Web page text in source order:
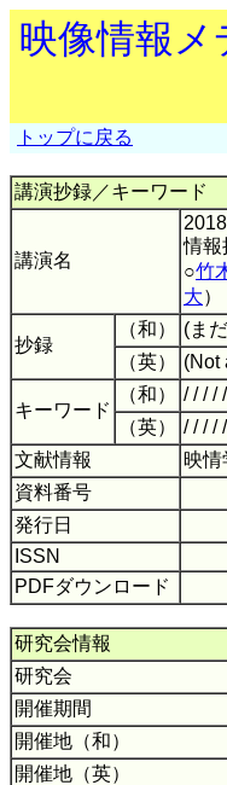
映像情報
トップに戻る
講演抄録／キーワード
講演名
情報
○竹
大）
抄録
（和）
(ま
（英）
(Not
キーワード
（和）
/ / / /
（英）
/ / / /
文献情報
映情
資料番号
発行日
ISSN
PDFダウンロード
研究会情報
研究会
開催期間
開催地（和）
開催地（英）